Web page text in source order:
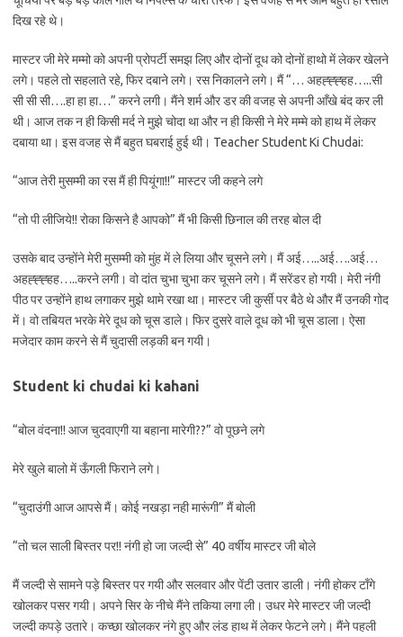
दिख रहे थे।
मास्टर जी मेरे मम्मो को अपनी प्रोपर्टी समझ लिए और दोनों दूध को दोनों हाथो में लेकर खेलने
लगे। पहले तो सहलाते रहे, फिर दबाने लगे। रस निकालने लगे। मैं “… अहह्ह्ह्हह…..सी
सी सी सी….हा हा हा…” करने लगी। मैंने शर्म और डर की वजह से अपनी आँखे बंद कर ली
थी। आज तक न ही किसी मर्द ने मुझे चोदा था और न ही किसी ने मेरे मम्मे को हाथ में लेकर
दबाया था। इस वजह से मैं बहुत घबराई हुई थी। Teacher Student Ki Chudai:
“आज तेरी मुसम्मी का रस मैं ही पियूंगा!!” मास्टर जी कहने लगे
“तो पी लीजिये!! रोका किसने है आपको” मैं भी किसी छिनाल की तरह बोल दी
उसके बाद उन्होंने मेरी मुसम्मी को मुंह में ले लिया और चूसने लगे। मैं अई…..अई….अई…
अहह्ह्ह्हह…..करने लगी। वो दांत चुभा चुभा कर चूसने लगे। मैं सरेंडर हो गयी। मेरी नंगी
पीठ पर उन्होंने हाथ लगाकर मुझे थामे रखा था। मास्टर जी कुर्सी पर बैठे थे और मैं उनकी गोद
में। वो तबियत भरके मेरे दूध को चूस डाले। फिर दुसरे वाले दूध को भी चूस डाला। ऐसा
मजेदार काम करने से मैं चुदासी लड़की बन गयी।
Student ki chudai ki kahani
“बोल वंदना!! आज चुदवाएगी या बहाना मारेगी??” वो पूछने लगे
मेरे खुले बालो में ऊँगली फिराने लगे।
“चुदाउंगी आज आपसे मैं। कोई नखड़ा नही मारूंगी” मैं बोली
“तो चल साली बिस्तर पर!! नंगी हो जा जल्दी से” 40 वर्षीय मास्टर जी बोले
मैं जल्दी से सामने पड़े बिस्तर पर गयी और सलवार और पेंटी उतार डाली। नंगी होकर टाँगे
खोलकर पसर गयी। अपने सिर के नीचे मैंने तकिया लगा ली। उधर मेरे मास्टर जी जल्दी
जल्दी कपड़े उतारे। कच्छा खोलकर नंगे हुए और लंड हाथ में लेकर फेटने लगे। मैंने पहली